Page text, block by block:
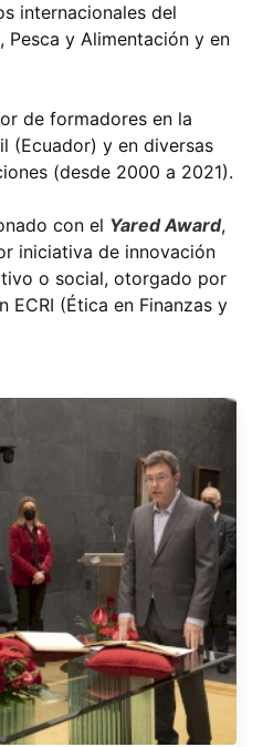
internacionales del
y Alimentación y en
de formadores en la
(Ecuador) y en diversas
(desde 2000 a 2021).
con el Yared Award,
iniciativa de innovación
o social, otorgado por
ECRI (Ética en Finanzas y